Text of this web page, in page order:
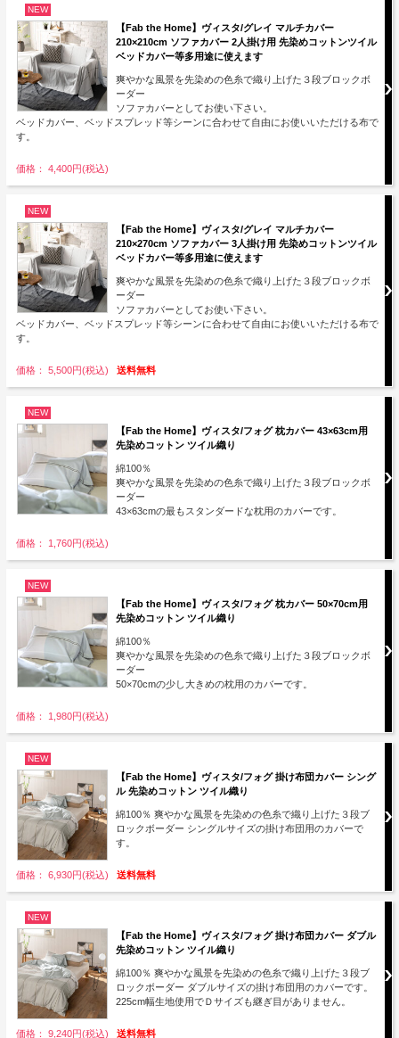
NEW
【Fab the Home】ヴィスタ/グレイ マルチカバー
210×210cm ソファカバー 2人掛け用 先染めコットンツイル
ベッドカバー等多用途に使えます
爽やかな風景を先染めの色糸で織り上げた３段ブロックボ
ーダー
ソファカバーとしてお使い下さい。
ベッドカバー、ベッドスプレッド等シーンに合わせて自由にお使いいただける布で
す。
価格： 4,400円(税込)
NEW
【Fab the Home】ヴィスタ/グレイ マルチカバー
210×270cm ソファカバー 3人掛け用 先染めコットンツイル
ベッドカバー等多用途に使えます
爽やかな風景を先染めの色糸で織り上げた３段ブロックボ
ーダー
ソファカバーとしてお使い下さい。
ベッドカバー、ベッドスプレッド等シーンに合わせて自由にお使いいただける布で
す。
価格： 5,500円(税込) 送料無料
NEW
【Fab the Home】ヴィスタ/フォグ 枕カバー 43×63cm用
先染めコットン ツイル織り
綿100％
爽やかな風景を先染めの色糸で織り上げた３段ブロックボ
ーダー
43×63cmの最もスタンダードな枕用のカバーです。
価格： 1,760円(税込)
NEW
【Fab the Home】ヴィスタ/フォグ 枕カバー 50×70cm用
先染めコットン ツイル織り
綿100％
爽やかな風景を先染めの色糸で織り上げた３段ブロックボ
ーダー
50×70cmの少し大きめの枕用のカバーです。
価格： 1,980円(税込)
NEW
【Fab the Home】ヴィスタ/フォグ 掛け布団カバー シング
ル 先染めコットン ツイル織り
綿100％ 爽やかな風景を先染めの色糸で織り上げた３段ブ
ロックボーダー シングルサイズの掛け布団用のカバーで
す。
価格： 6,930円(税込) 送料無料
NEW
【Fab the Home】ヴィスタ/フォグ 掛け布団カバー ダブル
先染めコットン ツイル織り
綿100％ 爽やかな風景を先染めの色糸で織り上げた３段ブ
ロックボーダー ダブルサイズの掛け布団用のカバーです。
225cm幅生地使用でＤサイズも継ぎ目がありません。
価格： 9,240円(税込) 送料無料